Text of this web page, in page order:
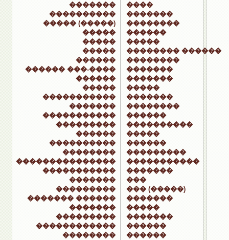
�������
����������
����� (�����)
�����
�����
�����
������
������ ���-����
������
�����
�����������
�������
�����������
���������
������
����������
��������
���������������
�����������
�������
���������
������� ������
�������
���������
������������
��������
����
�������
��������
������
�����
�������� ������
��������
�������
�������
�����
�������
��������
������
����������
�����
������
���������
�����������
�������
���
��� (�����)
�������
�����
�������
������
������